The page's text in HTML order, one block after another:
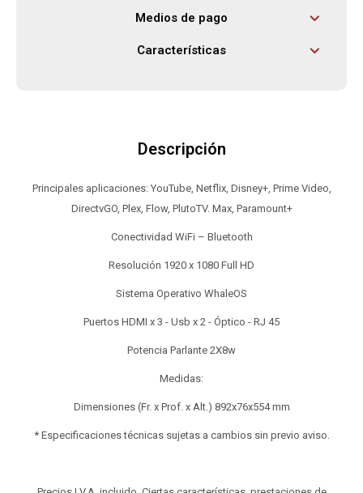
Medios de pago
Características
Descripción
Principales aplicaciones: YouTube, Netflix, Disney+, Prime Video,
DirectvGO, Plex, Flow, PlutoTV. Max, Paramount+
Conectividad WiFi – Bluetooth
Resolución 1920 x 1080 Full HD
Sistema Operativo WhaleOS
Puertos HDMI x 3 - Usb x 2 - Óptico - RJ 45
Potencia Parlante 2X8w
Medidas:
Dimensiones (Fr. x Prof. x Alt.) 892x76x554 mm
* Especificaciones técnicas sujetas a cambios sin previo aviso.